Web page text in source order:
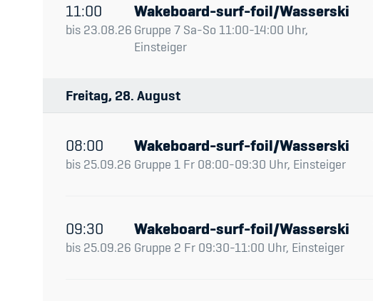
11:00
bis 23.08.26
Wakeboard-surf-foil/Wasserski
Gruppe 7 Sa-So 11:00-14:00 Uhr,
Einsteiger
Freitag 28 August
08:00
bis 25.09.26
Wakeboard-surf-foil/Wasserski
Gruppe 1 Fr 08:00-09:30 Uhr, Einsteiger
09:30
bis 25.09.26
Wakeboard-surf-foil/Wasserski
Gruppe 2 Fr 09:30-11:00 Uhr, Einsteiger